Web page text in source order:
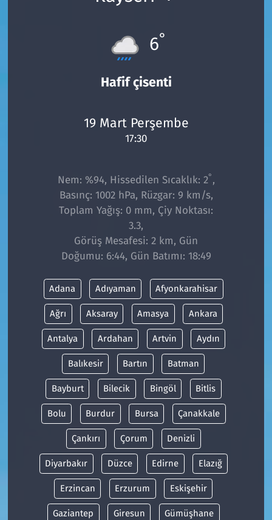
6°
Hafif çisenti
19 Mart Perşembe
17:30
Nem: %94, Hissedilen Sıcaklık: 2° ,
Basınç: 1002 hPa, Rüzgar: 9 km/s,
Toplam Yağış: 0 mm, Çiy Noktası:
3.3,
Görüş Mesafesi: 2 km, Gün
Doğumu: 6:44, Gün Batımı: 18:49
Adana Adıyaman Afyonkarahisar
Ağrı Aksaray Amasya Ankara
Antalya Ardahan Artvin Aydın
Balıkesir Bartın Batman
Bayburt Bilecik Bingöl Bitlis
Bolu Burdur Bursa Çanakkale
Çankırı Çorum Denizli
Diyarbakır Düzce Edirne Elazığ
Erzincan Erzurum Eskişehir
Gaziantep Giresun Gümüşhane